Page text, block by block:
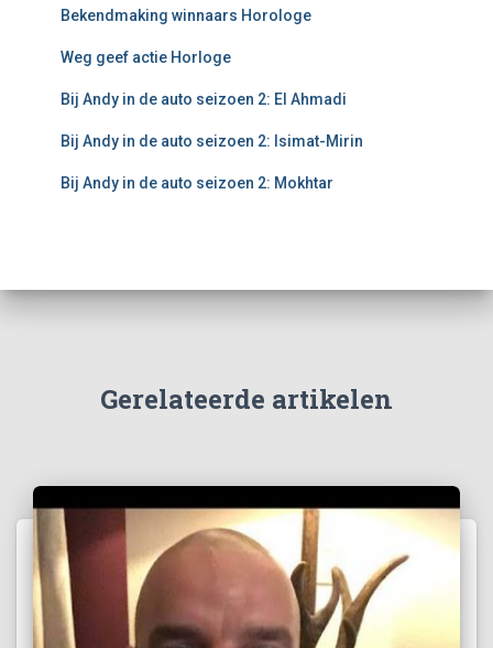
Bekendmaking winnaars Horologe
Weg geef actie Horloge
Bij Andy in de auto seizoen 2: El Ahmadi
Bij Andy in de auto seizoen 2: Isimat-Mirin
Bij Andy in de auto seizoen 2: Mokhtar
Gerelateerde artikelen